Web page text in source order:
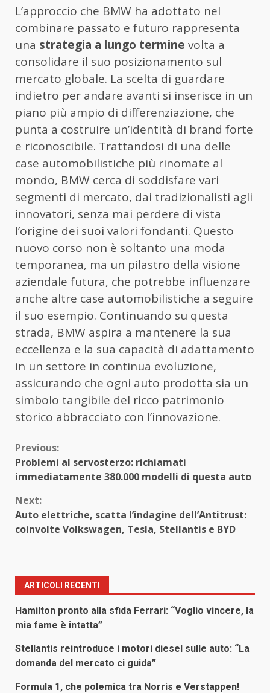
L’approccio che BMW ha adottato nel
combinare passato e futuro rappresenta
una strategia a lungo termine volta a
consolidare il suo posizionamento sul
mercato globale. La scelta di guardare
indietro per andare avanti si inserisce in un
piano più ampio di differenziazione, che
punta a costruire un’identità di brand forte
e riconoscibile. Trattandosi di una delle
case automobilistiche più rinomate al
mondo, BMW cerca di soddisfare vari
segmenti di mercato, dai tradizionalisti agli
innovatori, senza mai perdere di vista
l’origine dei suoi valori fondanti. Questo
nuovo corso non è soltanto una moda
temporanea, ma un pilastro della visione
aziendale futura, che potrebbe influenzare
anche altre case automobilistiche a seguire
il suo esempio. Continuando su questa
strada, BMW aspira a mantenere la sua
eccellenza e la sua capacità di adattamento
in un settore in continua evoluzione,
assicurando che ogni auto prodotta sia un
simbolo tangibile del ricco patrimonio
storico abbracciato con l’innovazione.
Continue
Reading
Previous:
Problemi al servosterzo: richiamati
immediatamente 380.000 modelli di questa auto
Next:
Auto elettriche, scatta l’indagine dell’Antitrust:
coinvolte Volkswagen, Tesla, Stellantis e BYD
ARTICOLI RECENTI
Hamilton pronto alla sfida Ferrari: “Voglio vincere, la
mia fame è intatta”
Stellantis reintroduce i motori diesel sulle auto: “La
domanda del mercato ci guida”
Formula 1, che polemica tra Norris e Verstappen!